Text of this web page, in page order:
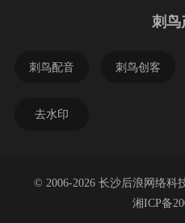
刺鸟
刺鸟配音 刺鸟创客
去水印
© 2006-2026 长沙后浪网络科
湘ICP备